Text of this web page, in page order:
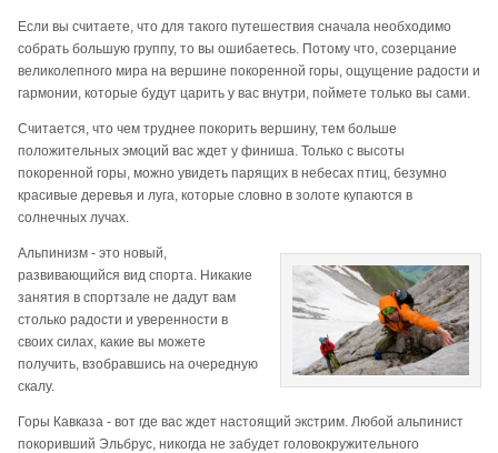
Если вы считаете, что для такого путешествия сначала необходимо
собрать большую группу, то вы ошибаетесь. Потому что, созерцание
великолепного мира на вершине покоренной горы, ощущение радости и
гармонии, которые будут царить у вас внутри, поймете только вы сами.
Считается, что чем труднее покорить вершину, тем больше
положительных эмоций вас ждет у финиша. Только с высоты
покоренной горы, можно увидеть парящих в небесах птиц, безумно
красивые деревья и луга, которые словно в золоте купаются в
солнечных лучах.
Альпинизм - это новый,
развивающийся вид спорта. Никакие
занятия в спортзале не дадут вам
столько радости и уверенности в
своих силах, какие вы можете
получить, взобравшись на очередную
скалу.
Горы Кавказа - вот где вас ждет настоящий экстрим. Любой альпинист
покоривший Эльбрус, никогда не забудет головокружительного